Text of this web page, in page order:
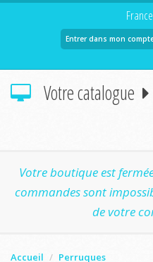
Entrer dans mon
Votre catalogue
Votre boutique est
commandes sont
de votre
Accueil Perruques